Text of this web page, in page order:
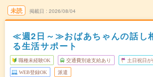
未読 掲載日 2026/08/04
≪週2日～≫おばあちゃんの話し
る生活サポート
職種未経験OK 交通費別途支給あり 土日祝日が
WEB登録OK 派遣